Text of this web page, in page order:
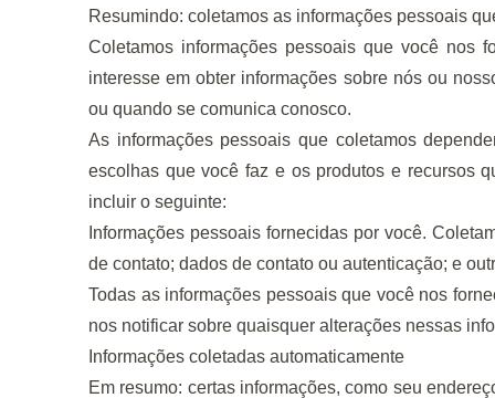
Resumindo: coletamos as informações pessoais
Coletamos informações pessoais que você nos
interesse em obter informações sobre nós ou
ou quando se comunica conosco.
As informações pessoais que coletamos
escolhas que você faz e os produtos e recursos
incluir o seguinte:
Informações pessoais fornecidas por você.
de contato; dados de contato ou autenticação; e
Todas as informações pessoais que você nos
nos notificar sobre quaisquer alterações nessas
Informações coletadas automaticamente
Em resumo: certas informações, como seu